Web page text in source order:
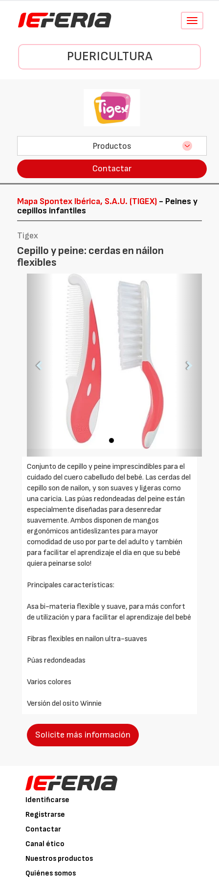
Conmutar
PUERICULTURA
Productos
Contactar
Mapa Spontex Ibérica, S.A.U. (TIGEX) - Peines y
cepillos infantiles
Tigex
Cepillo y peine: cerdas en náilon
flexibles
Anterior
Conjunto de cepillo y peine imprescindibles para el
cuidado del cuero cabelludo del bebé. Las cerdas del
cepillo son de nailon, y son suaves y ligeras como
una caricia. Las púas redondeadas del peine están
especialmente diseñadas para desenredar
suavemente. Ambos disponen de mangos
ergonómicos antideslizantes para mayor
comodidad de uso por parte del adulto y también
para facilitar el aprendizaje el día en que su bebé
quiera peinarse solo!
Principales características:
Asa bi-materia flexible y suave, para más confort
de utilización y para facilitar el aprendizaje del bebé
Fibras flexibles en nailon ultra-suaves
Púas redondeadas
Varios colores
Versión del osito Winnie
Solicite más información
Identificarse
Registrarse
Contactar
Canal ético
Nuestros productos
Quiénes somos